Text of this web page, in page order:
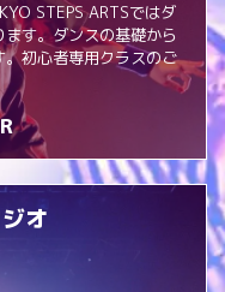
STEPS ARTSではダ
す。ダンスの基礎から
初心者専用クラスのご
オ